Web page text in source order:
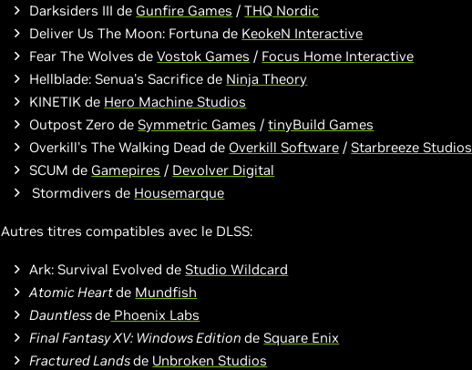
Darksiders III de Gunfire Games /THQ Nordic
Deliver Us The Moon: Fortuna de KeokeN Interactive
Fear The Wolves deVostok Games / Focus Home Interactive
Hellblade: Senua's Sacrifice de Ninja Theory
KINETIK de Hero Machine Studios
Outpost Zero de Symmetric Games /tinyBuild Games
Overkill's The Walking Dead de Overkill Software / Starbreeze Studios
SCUM de Gamepires / Devolver Digital
Stormdiversde Housemarque
Autrestitrescompatiblesavec le DLSS:
Ark: Survival Evolved de Studio Wildcard
Atomic Heartde Mundfish
Dauntlessde Phoenix Labs
Final Fantasy XV: Windows Editionde Square Enix
Fractured Landsde Unbroken Studios